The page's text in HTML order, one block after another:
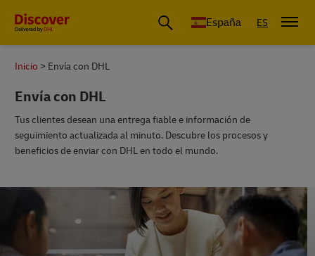
España ES
Inicio Envía con DHL
Envía con DHL
Tus clientes desean una entrega fiable e información de
seguimiento actualizada al minuto. Descubre los procesos y
beneficios de enviar con DHL en todo el mundo.